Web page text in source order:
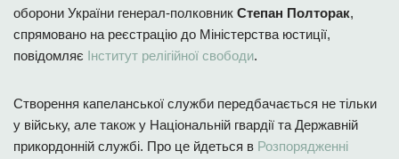
оборони України генерал-полковник Степан Полторак,
спрямовано на реєстрацію до Міністерства юстиції,
повідомляє Інститут релігійної свободи.
Створення капеланської служби передбачається не тільки
у війську, але також у Національній гвардії та Державній
прикордонній службі. Про це йдеться в Розпорядженні